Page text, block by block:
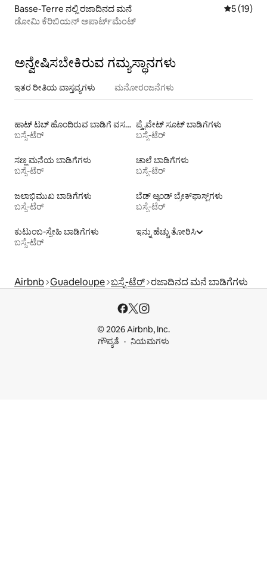
Basse-Terre ನಲ್ಲಿ ರಜಾದಿನದ ಮನೆ 5 ರಲ್ಲಿ 5
5 (19)
ಡೋಮಿ ಕೆರಿಬಿಯನ್ ಅಪಾರ್ಟ್‌ಮೆಂಟ್
ಅನ್ವೇಷಿಸಬೇಕಿರುವ ಗಮ್ಯಸ್ಥಾನಗಳು
ಇತರ ರೀತಿಯ ವಾಸ್ತವ್ಯಗಳು ಮನೋರಂಜನೆಗಳು
ಹಾಟ್ ಟಬ್ ಹೊಂದಿರುವ ಬಾಡಿಗೆ ವಸತಿಗಳು
ಬಸ್ಸೆ-ಟೆರ್
ಪ್ರೈವೇಟ್ ಸೂಟ್ ಬಾಡಿಗೆಗಳು
ಬಸ್ಸೆ-ಟೆರ್
ಸಣ್ಣ ಮನೆಯ ಬಾಡಿಗೆಗಳು
ಬಸ್ಸೆ-ಟೆರ್
ಚಾಲೆ ಬಾಡಿಗೆಗಳು
ಬಸ್ಸೆ-ಟೆರ್
ಜಲಾಭಿಮುಖ ಬಾಡಿಗೆಗಳು
ಬಸ್ಸೆ-ಟೆರ್
ಬೆಡ್ ಆ್ಯಂಡ್ ಬ್ರೇಕ್‌ಫಾಸ್ಟ್‌ಗಳು
ಬಸ್ಸೆ-ಟೆರ್
ಕುಟುಂಬ-ಸ್ನೇಹಿ ಬಾಡಿಗೆಗಳು
ಬಸ್ಸೆ-ಟೆರ್
ಇನ್ನು ಹೆಚ್ಚು ತೋರಿಸಿ
Airbnb Guadeloupe ಬಸ್ಸೆ-ಟೆರ್ ರಜಾದಿನದ ಮನೆ ಬಾಡಿಗೆಗಳು
© 2026 Airbnb, Inc.
ಗೌಪ್ಯತೆ
ನಿಯಮಗಳು